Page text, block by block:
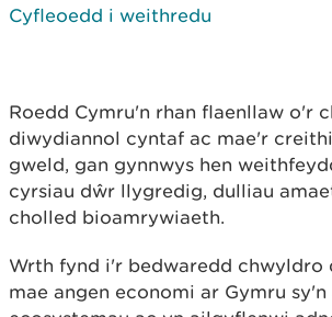
Cyfleoedd i weithredu
Roedd Cymru'n rhan flaenllaw o'r
diwydiannol cyntaf ac mae'r
gweld, gan gynnwys hen
cyrsiau dŵr llygredig, dulliau
cholled bioamrywiaeth.
Wrth fynd i'r bedwaredd chwyldro
mae angen economi ar Gymru